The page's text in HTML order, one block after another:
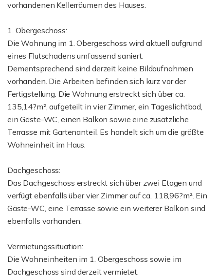
vorhandenen Kellerräumen des Hauses.
1. Obergeschoss:
Die Wohnung im 1. Obergeschoss wird aktuell aufgrund
eines Flutschadens umfassend saniert.
Dementsprechend sind derzeit keine Bildaufnahmen
vorhanden. Die Arbeiten befinden sich kurz vor der
Fertigstellung. Die Wohnung erstreckt sich über ca.
135,14?m², aufgeteilt in vier Zimmer, ein Tageslichtbad,
ein Gäste-WC, einen Balkon sowie eine zusätzliche
Terrasse mit Gartenanteil. Es handelt sich um die größte
Wohneinheit im Haus.
Dachgeschoss:
Das Dachgeschoss erstreckt sich über zwei Etagen und
verfügt ebenfalls über vier Zimmer auf ca. 118,96?m². Ein
Gäste-WC, eine Terrasse sowie ein weiterer Balkon sind
ebenfalls vorhanden.
Vermietungssituation:
Die Wohneinheiten im 1. Obergeschoss sowie im
Dachgeschoss sind derzeit vermietet.